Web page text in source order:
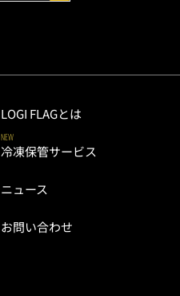
LOGI FLAGとは
NEW
冷凍保管サービス
ニュース
お問い合わせ